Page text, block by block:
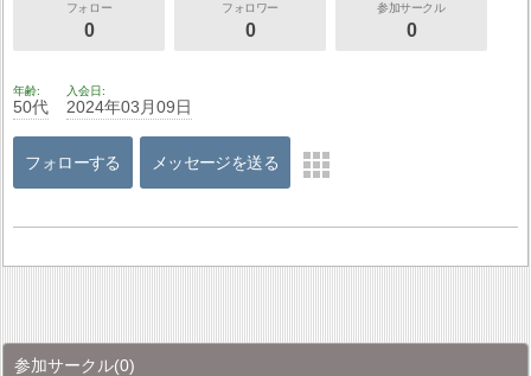
フォロー
0
フォロワー
0
参加サークル
0
年齢
50代
入会日
2024年03月09日
フォローする メッセージを送る
参加サークル(0)